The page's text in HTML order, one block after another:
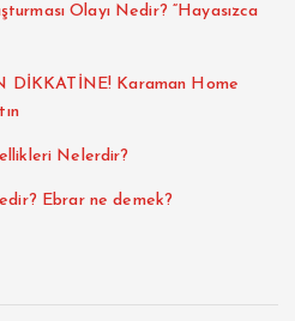
Olayı Nedir? “Hayasızca
DİKKATİNE! Karaman Home
Nelerdir?
Ebrar ne demek?